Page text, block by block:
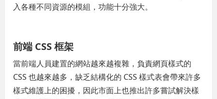
入各種不同資源的模組，功能十分強大。
前端 CSS 框架
當前端人員建置的網站越來越複雜，負責網頁樣式的
CSS 也越來越多，缺乏結構化的 CSS 樣式表會帶來許多
樣式維護上的困擾，因此市面上也推出許多嘗試解決樣